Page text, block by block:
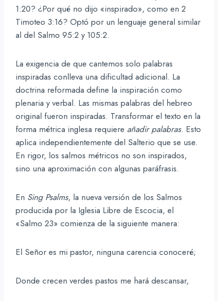
1:20? ¿Por qué no dijo «inspirado», como en 2
Timoteo 3:16? Optó por un lenguaje general similar
al del Salmo 95:2 y 105:2.
La exigencia de que cantemos solo palabras
inspiradas conlleva una dificultad adicional. La
doctrina reformada define la inspiración como
plenaria y verbal. Las mismas palabras del hebreo
original fueron inspiradas. Transformar el texto en la
forma métrica inglesa requiere añadir palabras. Esto
aplica independientemente del Salterio que se use.
En rigor, los salmos métricos no son inspirados,
sino una aproximación con algunas paráfrasis.
En Sing Psalms, la nueva versión de los Salmos
producida por la Iglesia Libre de Escocia, el
«Salmo 23» comienza de la siguiente manera:
El Señor es mi pastor, ninguna carencia conoceré;
Donde crecen verdes pastos me hará descansar,